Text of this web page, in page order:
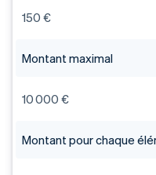
150 €
Montant maximal
10 000 €
Montant pour chaque